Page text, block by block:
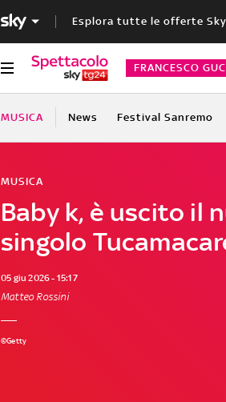
Esplora tutte le offerte Sky
FRANCESCO
MUSICA News Festival Sanremo
Baby k, è uscito il
singolo
MUSICA
05 giu 2026 - 15:17
Matteo Rossini
©Getty